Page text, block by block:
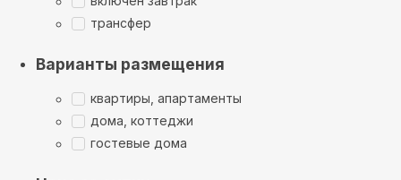
трансфер
Варианты размещения
квартиры, апартаменты
дома, коттеджи
гостевые дома